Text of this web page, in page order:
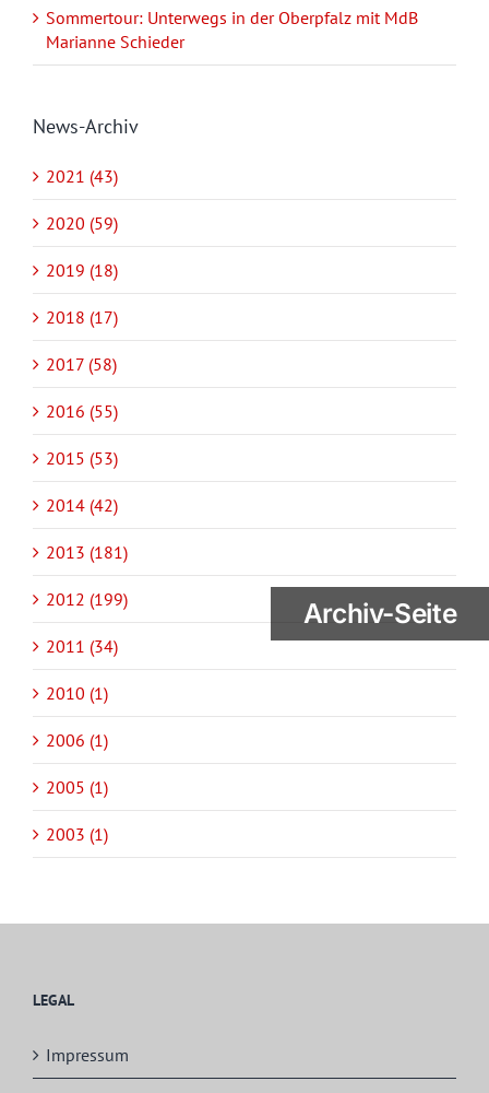
Sommertour: Unterwegs in der Oberpfalz mit MdB
Marianne Schieder
News-Archiv
2021 (43)
2020 (59)
2019 (18)
2018 (17)
2017 (58)
2016 (55)
2015 (53)
2014 (42)
2013 (181)
2012 (199)
2011 (34)
2010 (1)
2006 (1)
2005 (1)
2003 (1)
LEGAL
Impressum
Archiv-Seite